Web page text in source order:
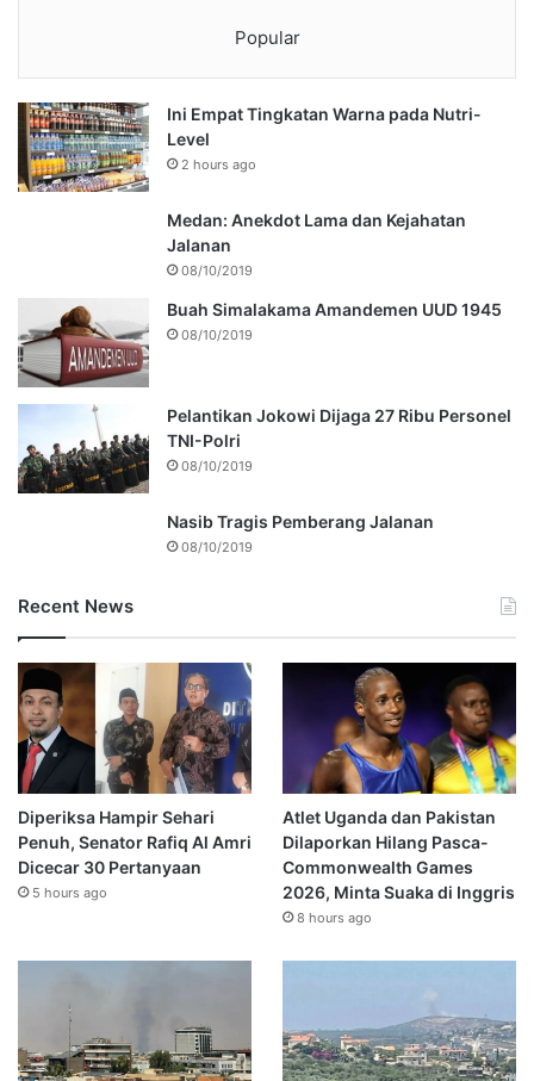
Popular
Ini Empat Tingkatan Warna pada Nutri-
Level
2 hours ago
Medan: Anekdot Lama dan Kejahatan
Jalanan
08/10/2019
Buah Simalakama Amandemen UUD 1945
08/10/2019
Pelantikan Jokowi Dijaga 27 Ribu Personel
TNI-Polri
08/10/2019
Nasib Tragis Pemberang Jalanan
08/10/2019
Recent News
Diperiksa Hampir Sehari
Penuh, Senator Rafiq Al Amri
Dicecar 30 Pertanyaan
5 hours ago
Atlet Uganda dan Pakistan
Dilaporkan Hilang Pasca-
Commonwealth Games
2026, Minta Suaka di Inggris
8 hours ago